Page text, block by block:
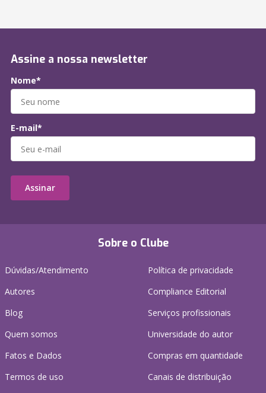
Sobre o Clube
Dúvidas/Atendimento
Autores
Blog
Quem somos
Fatos e Dados
Termos de uso
Política de privacidade
Compliance Editorial
Serviços profissionais
Universidade do autor
Compras em quantidade
Canais de distribuição
Assine a nossa newsletter
Nome*
E-mail*
Assinar